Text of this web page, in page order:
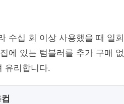
수십 회 이상 사용했을 때 일회
에 있는 텀블러를 추가 구매 없
유리합니다.